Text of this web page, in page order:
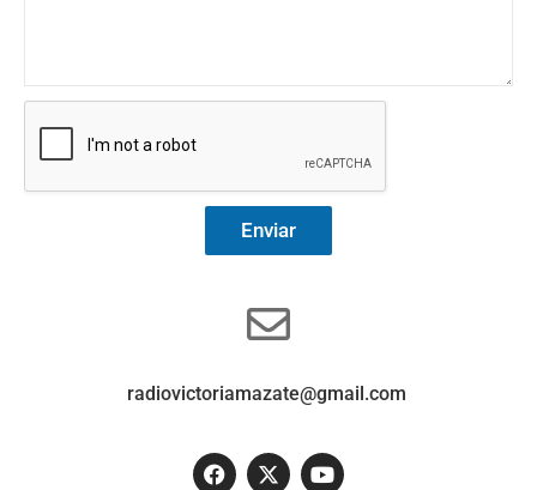
Enviar
radiovictoriamazate@gmail.com